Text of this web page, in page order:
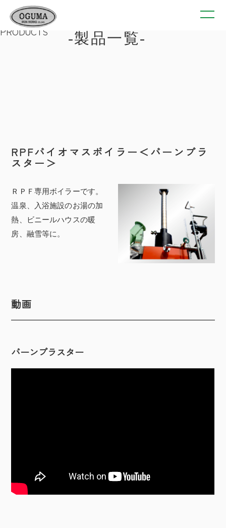
PRODUCTS 製品一覧
RPFバイオマスボイラー＜バーンブラ
スター＞
ＲＰＦ専用ボイラーです。
温泉、入浴施設のお湯の加
熱、ビニールハウスの暖
房、融雪等に。
動画
バーンブラスター